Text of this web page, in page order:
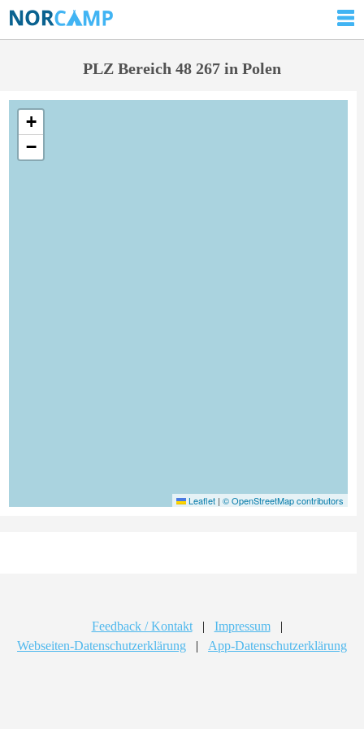
PLZ Bereich 48 267 in Polen
+
−
Leaflet | © OpenStreetMap contributors
Feedback / Kontakt | Impressum
|
Webseiten-Datenschutzerklärung
| App-Datenschutzerklärung